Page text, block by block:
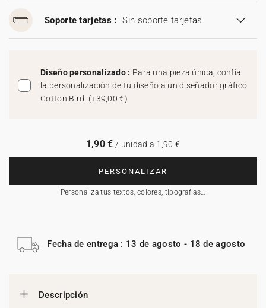
Soporte tarjetas : Sin soporte tarjetas
Diseño personalizado : Para una pieza única, confía
la personalización de tu diseño a un diseñador gráfico
Cotton Bird. (+39,00 €)
PERSONALIZAR
Personaliza tus textos, colores, tipografías…
1,90 € / unidad a 1,90 €
Fecha de entrega : 13 de agosto - 18 de agosto
Descripción